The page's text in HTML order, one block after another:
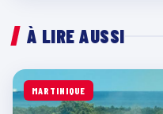
À LIRE AUSSI
MARTINIQUE